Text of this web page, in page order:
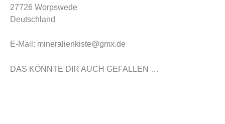
27726 Worpswede
Deutschland
E-Mail: mineralienkiste@gmx.de
DAS KÖNNTE DIR AUCH GEFALLEN …